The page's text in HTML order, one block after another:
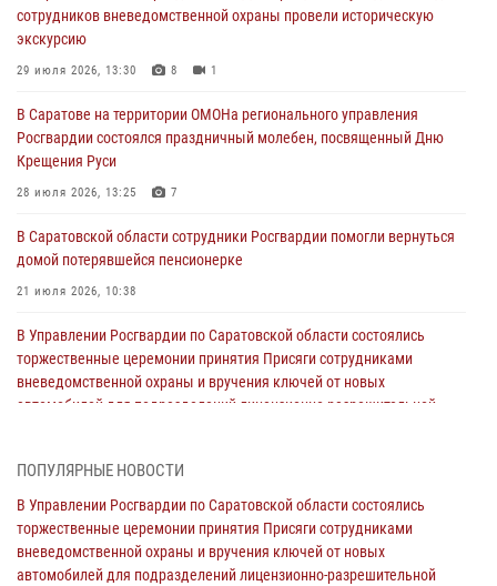
сотрудников вневедомственной охраны провели историческую
экскурсию
29 июля 2026, 13:30 8 1
В Саратове на территории ОМОНа регионального управления
Росгвардии состоялся праздничный молебен, посвященный Дню
Крещения Руси
28 июля 2026, 13:25 7
В Саратовской области сотрудники Росгвардии помогли вернуться
домой потерявшейся пенсионерке
21 июля 2026, 10:38
В Управлении Росгвардии по Саратовской области состоялись
торжественные церемонии принятия Присяги сотрудниками
вневедомственной охраны и вручения ключей от новых
автомобилей для подразделений лицензионно-разрешительной
В Саратовской области самые лучшие каникулы проходят с
Росгвардией
16 июля 2026, 06:50 7 1
ПОПУЛЯРНЫЕ НОВОСТИ
В Управлении Росгвардии по Саратовской области состоялись
торжественные церемонии принятия Присяги сотрудниками
вневедомственной охраны и вручения ключей от новых
автомобилей для подразделений лицензионно-разрешительной